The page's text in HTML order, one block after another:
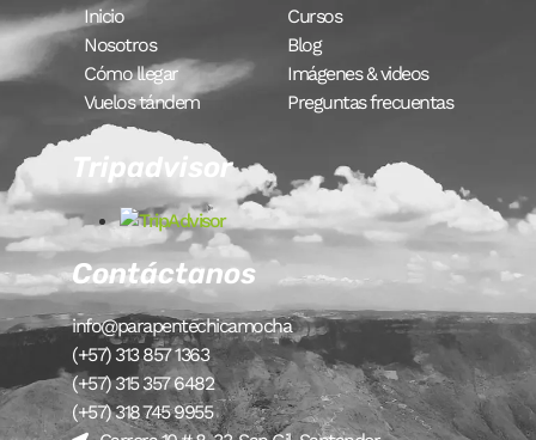
Inicio
Nosotros
Cómo llegar
Vuelos tándem
Cursos
Blog
Imágenes & videos
Preguntas frecuentas
Tripadvisor
Contáctanos
info@parapentechicamocha
(+57) 313 857 1363
(+57) 315 357 6482
(+57) 318 745 9955